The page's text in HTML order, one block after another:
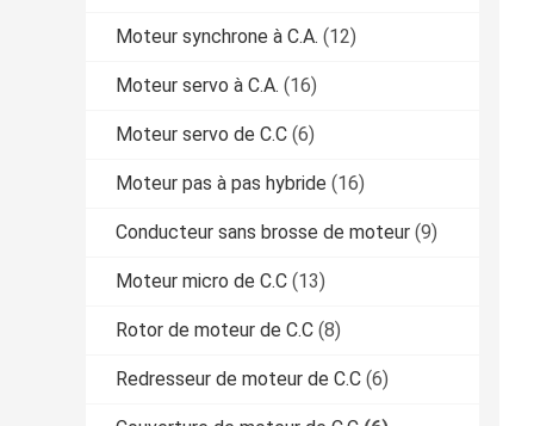
Moteur synchrone à C.A. (12)
Moteur servo à C.A. (16)
Moteur servo de C.C (6)
Moteur pas à pas hybride (16)
Conducteur sans brosse de moteur (9)
Moteur micro de C.C (13)
Rotor de moteur de C.C (8)
Redresseur de moteur de C.C (6)